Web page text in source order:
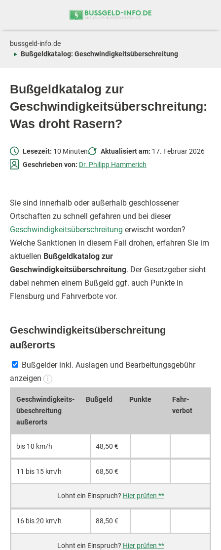
Bußgeldkatalog zur
Geschwindigkeitsüberschreitung:
Was droht Rasern?
bussgeld-info.de
Bußgeldkatalog: Geschwindigkeitsüberschreitung
Lesezeit: 10 Minuten Aktualisiert am: 17. Februar 2026
Geschrieben von: Dr. Philipp Hammerich
Sie sind innerhalb oder außerhalb geschlossener
Ortschaften zu schnell gefahren und bei dieser
Geschwindigkeitsüberschreitung erwischt worden?
Welche Sanktionen in diesem Fall drohen, erfahren Sie im
aktuellen Bußgeldkatalog zur
Geschwindigkeitsüberschreitung. Der Gesetzgeber sieht
dabei nehmen einem Bußgeld ggf. auch Punkte in
Flensburg und Fahrverbote vor.
Geschwindigkeitsüberschreitung
außerorts
Bußgelder inkl. Auslagen und Bearbeitungsgebühr
anzeigen
i
Geschwin­digkeits­
übeschrei­tung
außerorts
Bußgeld Punkte
Fahr­
verbot
bis 10 km/h 48,50 €
11 bis 15 km/h 68,50 €
Hier prüfen **
16 bis 20 km/h 88,50 €
Hier prüfen **